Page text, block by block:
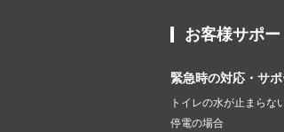
お客様サポ
緊急時の対応・サポ
トイレの水が止まらな
停電の場合